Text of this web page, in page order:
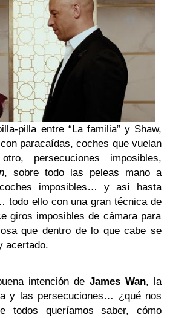
pilla entre “La familia” y Shaw,
paracaídas, coches que vuelan
persecuciones imposibles,
, sobre todo las peleas mano a
imposibles… y así hasta
todo ello con una gran técnica de
giros imposibles de cámara para
que dentro de lo que cabe se
acertado.
intención de James Wan, la
y las persecuciones… ¿qué nos
todos queríamos saber, cómo